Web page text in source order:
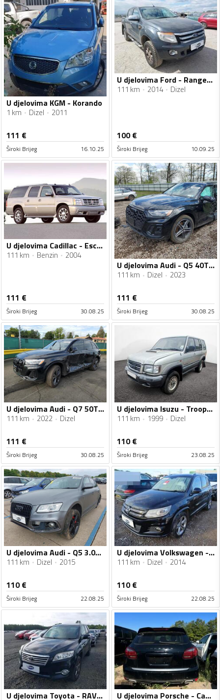
U djelovima KGM - Korando
1 km Dizel 2011
111 €
Široki Brijeg 16.10.25
U djelovima Ford - Ranger 2.2 TDCI
111 km 2014 Dizel
100€
Široki Brijeg 10.09.25
U djelovima Cadillac - Escalade 6.0
111 km Benzin 2004
111 €
Široki Brijeg 30.08.25
U djelovima Audi - Q5 40TDI
111 km Dizel 2023
111 €
Široki Brijeg 30.08.25
U djelovima Audi - Q7 50TDI
111 km 2022 Dizel
111 €
Široki Brijeg 30.08.25
U djelovima Isuzu - Trooper 3.0D
111 km 1999 Dizel
110€
Široki Brijeg 23.08.25
U djelovima Audi - Q5 3.0tdi
111 km Dizel 2015
110€
Široki Brijeg 22.08.25
U djelovima Volkswagen - Tiguan 2.0 TDI
111 km Dizel 2014
110€
Široki Brijeg 22.08.25
U djelovima Toyota - RAV 4 2.2D U djelovima Porsche - Cayenne 4.8 v8